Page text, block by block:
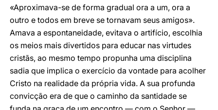
«Aproximava-se de forma gradual ora a um, ora a
outro e todos em breve se tornavam seus amigos».
Amava a espontaneidade, evitava o artifício, escolhia
os meios mais divertidos para educar nas virtudes
cristãs, ao mesmo tempo propunha uma disciplina
sadia que implica o exercício da vontade para acolher
Cristo na realidade da própria vida. A sua profunda
convicção era de que o caminho da santidade se